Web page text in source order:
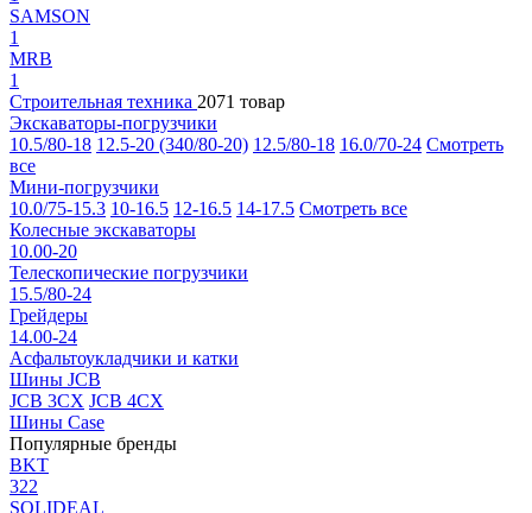
SAMSON
1
MRB
1
Строительная техника 2071 товар
Экскаваторы-погрузчики
10.5/80-18 12.5-20 (340/80-20) 12.5/80-18 16.0/70-24 Смотреть
все
Мини-погрузчики
10.0/75-15.3 10-16.5 12-16.5 14-17.5 Смотреть все
Колесные экскаваторы
10.00-20
Телескопические погрузчики
15.5/80-24
Грейдеры
14.00-24
Асфальтоукладчики и катки
Шины JCB
JCB 3CX JCB 4CX
Шины Case
Популярные бренды
BKT
322
SOLIDEAL